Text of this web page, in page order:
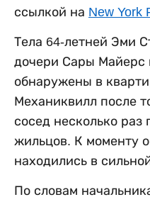
ссылкой на New York
Тела 64-летней Эми
дочери Сары Майерс
обнаружены в
Механиквилл после
сосед несколько раз
жильцов. К моменту
находились в
По словам